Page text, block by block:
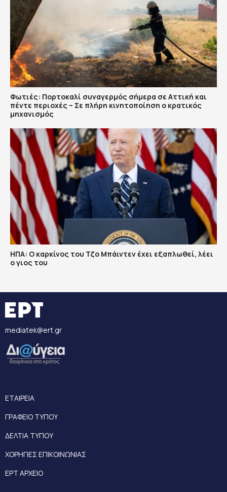
Φωτιές: Πορτοκαλί συναγερμός σήμερα σε Αττική και
πέντε περιοχές – Σε πλήρη κινητοποίηση ο κρατικός
μηχανισμός
ΗΠΑ: Ο καρκίνος του Τζο Μπάιντεν έχει εξαπλωθεί, λέει
ο γιος του
mediatek@ert.gr
ΕΤΑΙΡΕΙΑ
ΓΡΑΦΕΙΟ ΤΥΠΟΥ
ΔΕΛΤΙΑ ΤΥΠΟΥ
ΧΟΡΗΓΙΕΣ ΕΠΙΚΟΙΝΩΝΙΑΣ
ΕΡΤ ΑΡΧΕΙΟ